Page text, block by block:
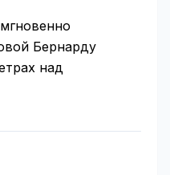
Бернарду
над